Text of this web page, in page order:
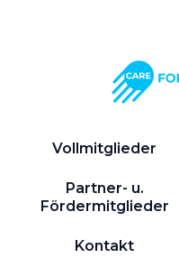
Vollmitglieder
Partner- u.
Fördermitglieder
Kontakt